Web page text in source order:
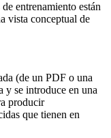
entrenamiento están
vista conceptual de
(de un PDF o una
y se introduce en una
producir
que tienen en